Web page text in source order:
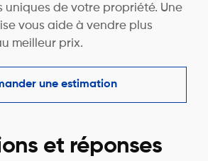
de votre propriété. Une
vous aide à vendre plus
meilleur prix.
une estimation
et réponses